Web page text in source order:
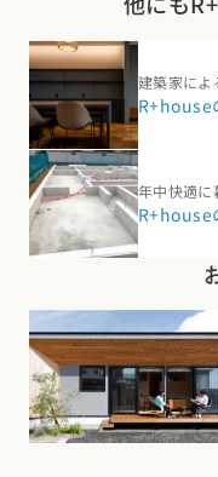
建築家によ
年中快適に